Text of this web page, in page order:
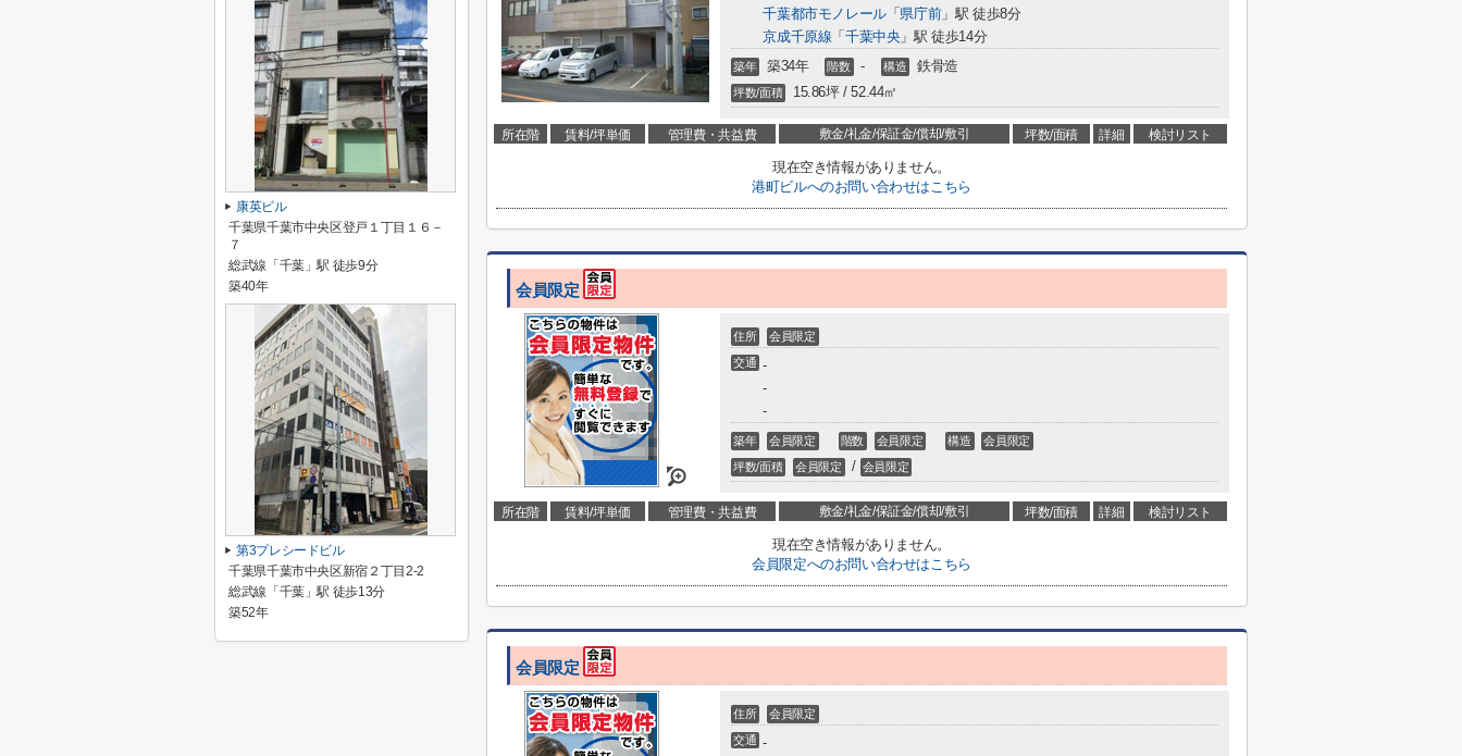
千葉都市モノレール「 県庁前」駅 徒歩8分
京成千原線 「 千葉中央」駅 徒歩14分
築年 築34年 階数 - 構造 鉄骨造
坪数/面積 15.86坪 / 52.44㎡
所在階 賃料/坪単価 管理費・共益費 敷金/礼金/保証金/償却/敷引 坪数/面積 詳細 検討リスト
現在空き情報がありません。
港町ビルへのお問い合わせはこちら
会員限定
住所
会員限定
交通 -
-
-
築年 会員限定 階数 会員限定 構造
会員限定
坪数/面積
会員限定 / 会員限定
所在階 賃料/坪単価 管理費・共益費 敷金/礼金/保証金/償却/敷引 坪数/面積 詳細 検討リスト
現在空き情報がありません。
会員限定へのお問い合わせはこちら
会員限定
住所
会員限定
交通 -
康英ビル
千葉県千葉市中央区登戸１丁目１６－
７
総武線「千葉」駅 徒歩9分
築40年
第3プレシードビル
千葉県千葉市中央区新宿２丁目2-2
総武線「千葉」駅 徒歩13分
築52年